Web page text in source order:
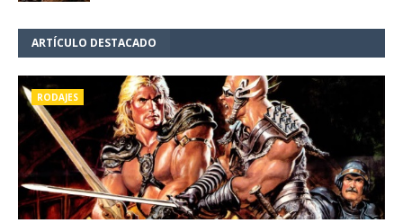
ARTÍCULO DESTACADO
RODAJES